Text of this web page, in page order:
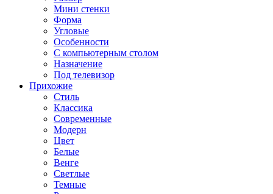
Мини стенки
Форма
Угловые
Особенности
С компьютерным столом
Назначение
Под телевизор
Прихожие
Стиль
Классика
Современные
Модерн
Цвет
Белые
Венге
Светлые
Темные